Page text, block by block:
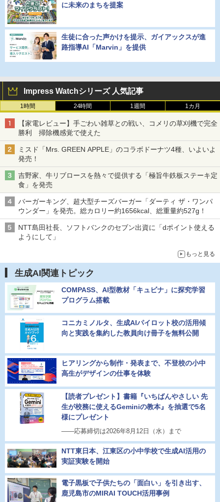
に未来のまちを提案
生徒に合った声かけを提示、ガイアックスが進
路指導AI「Marvin」を提供
Impress Watchシリーズ 人気記事
1時間 24時間 1週間 1カ月
【家電レビュー】手ごわい雑草との戦い、コメリの草刈機で完全
勝利 掃除機感覚で使えた
ミスド「Mrs. GREEN APPLE」のコラボドーナツ4種、いよいよ
発売！
吉野家、牛リブロースを熱々で提供する「極旨牛鉄板ステーキ定
食」を発売
バーガーキング、超大型チーズバーガー「ダーティ ザ・ワンパ
ウンダー」を発売。総カロリー約1656kcal、総重量約527g！
NTT島田社長、ソフトバンクのセブン出資に「dポイント使える
ようにして」
もっと見る
生成AI関連トピック
COMPASS、AI型教材「キュビナ」に探究学習
プログラム搭載
コニカミノルタ、生成AIパイロット校の活用傾
向と実践を集約した教員向け冊子を無料公開
ヒアリングから制作・発表まで、不登校の小中
高生がデザインの仕事を体験
【読者プレゼント】書籍『いちばんやさしい 先
生が校務に使えるGeminiの教本』を抽選で5名
様にプレゼント
――応募締切は2026年8月12日（水）まで
NTT東日本、江東区の小中学校で生成AI活用の
実証実験を開始
電子黒板で子供たちの「面白い」を引き出す、
鹿児島市のMIRAI TOUCH活用事例